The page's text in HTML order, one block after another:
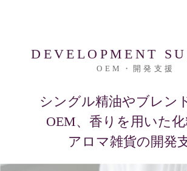
DEVELOPMENT
OEM・開発支援
シングル精油やブレン
OEM、 香りを用いた
アロマ雑貨の開発